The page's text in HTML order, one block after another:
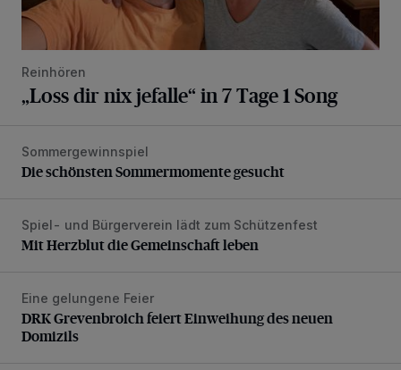
Reinhören
„Loss dir nix jefalle“ in 7 Tage 1 Song
Die schönsten Sommermomente gesucht
Sommergewinnspiel
Die schönsten Sommermomente gesucht
Mit Herzblut die Gemeinschaft leben
Spiel- und Bürgerverein lädt zum Schützenfest
Mit Herzblut die Gemeinschaft leben
DRK Grevenbroich feiert Einweihung des neuen Domizils
Eine gelungene Feier
DRK Grevenbroich feiert Einweihung des neuen
Domizils